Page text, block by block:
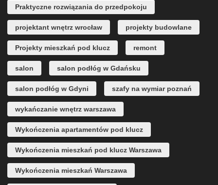
Praktyczne rozwiązania do przedpokoju
projektant wnętrz wrocław projekty budowlane
Projekty mieszkań pod klucz remont
salon salon podłóg w Gdańsku
salon podłóg w Gdyni szafy na wymiar poznań
wykańczanie wnętrz warszawa
Wykończenia apartamentów pod klucz
Wykończenia mieszkań pod klucz Warszawa
Wykończenia mieszkań Warszawa